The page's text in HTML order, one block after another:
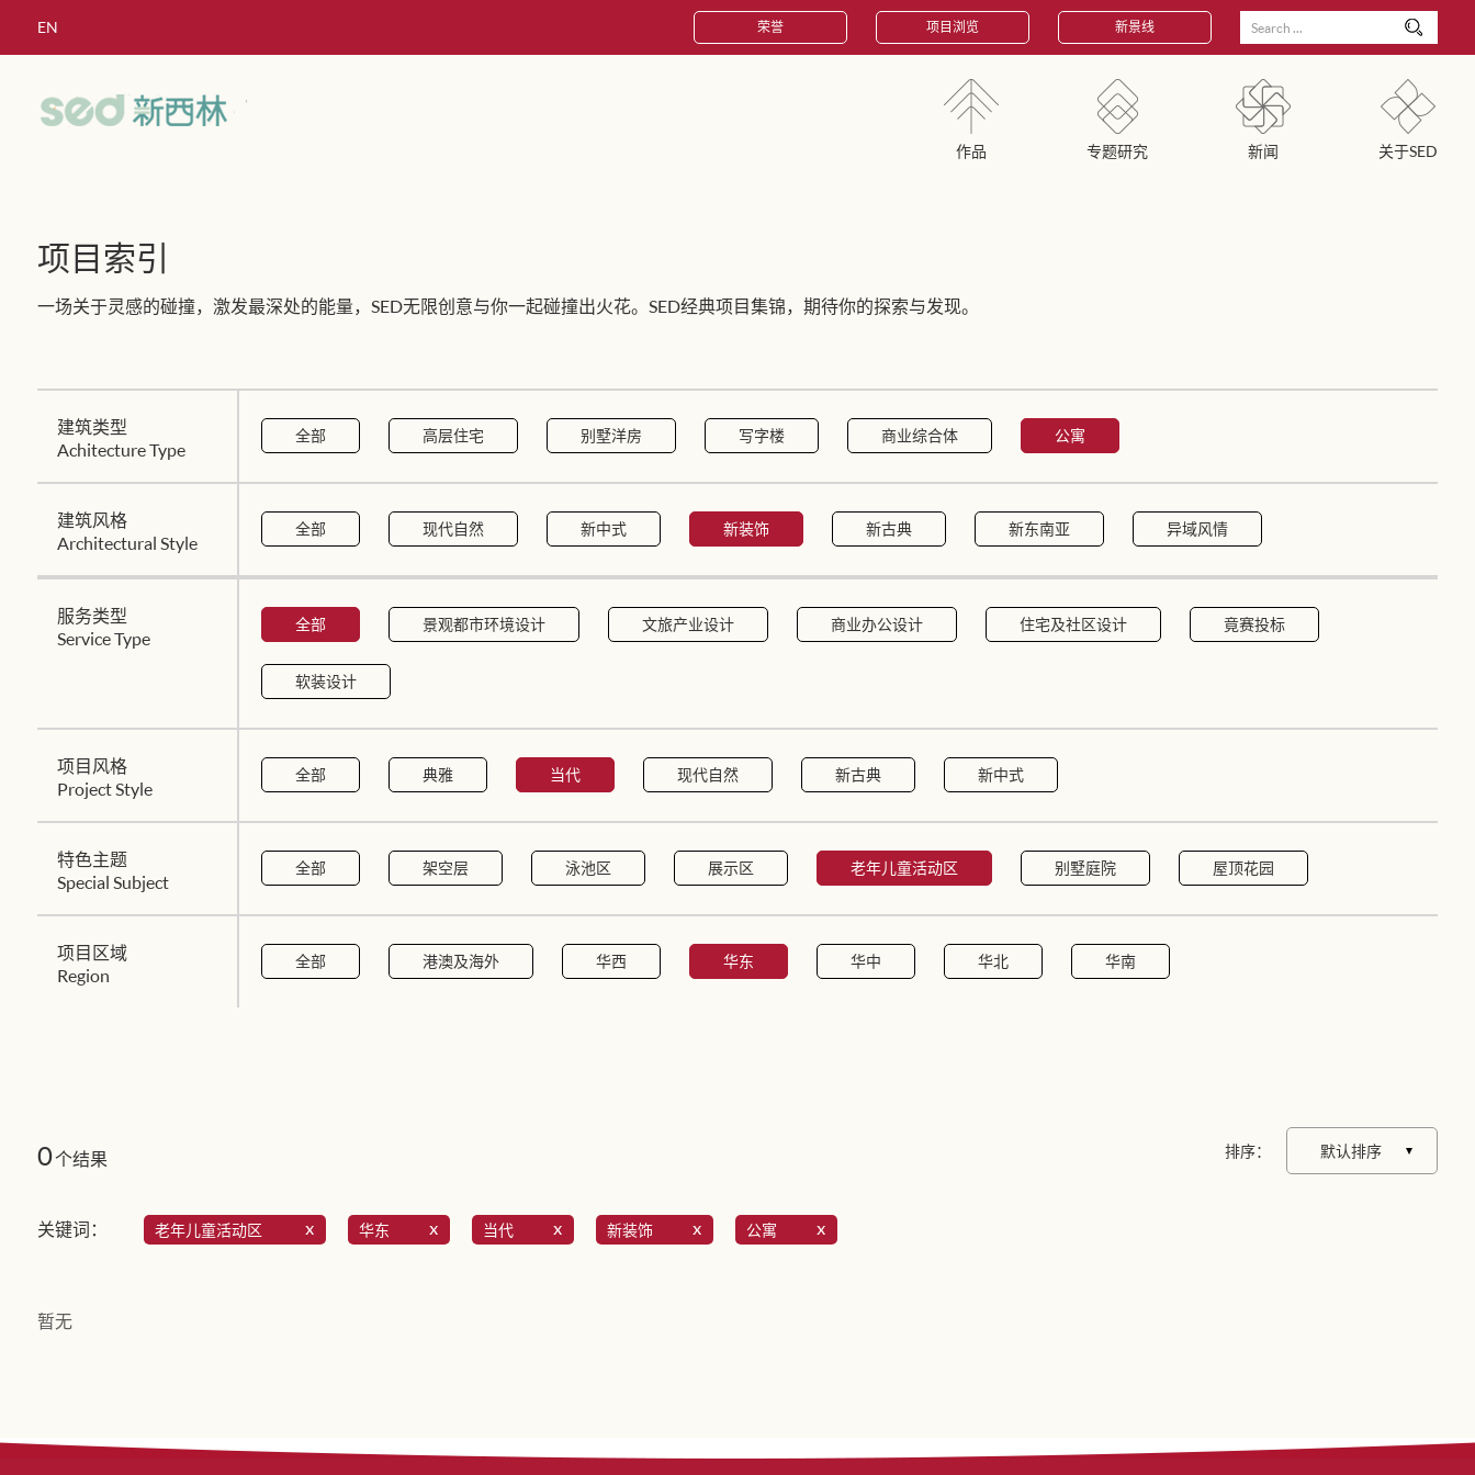
EN 荣誉 项目浏览 新景线
作品 专题研究 新闻 关于SED
项目索引
一场关于灵感的碰撞，激发最深处的能量，SED无限创意与你一起碰撞出火花。SED经典项目集锦，期待你的探索与发现。
建筑类型
Achitecture Type
全部 高层住宅 别墅洋房 写字楼 商业综合体 公寓
建筑风格
Architectural Style
全部 现代自然 新中式 新装饰 新古典 新东南亚 异域风情
服务类型
Service Type
全部 景观都市环境设计 文旅产业设计 商业办公设计 住宅及社区设计 竟赛投标
软装设计
项目风格
Project Style
全部 典雅 当代 现代自然 新古典 新中式
特色主题
Special Subject
全部 架空层 泳池区 展示区 老年儿童活动区 别墅庭院 屋顶花园
项目区域
Region
全部 港澳及海外 华西 华东 华中 华北 华南
0个结果
关键词： 老年儿童活动区 华东 当代 新装饰 公寓
排序： 默认排序
暂无